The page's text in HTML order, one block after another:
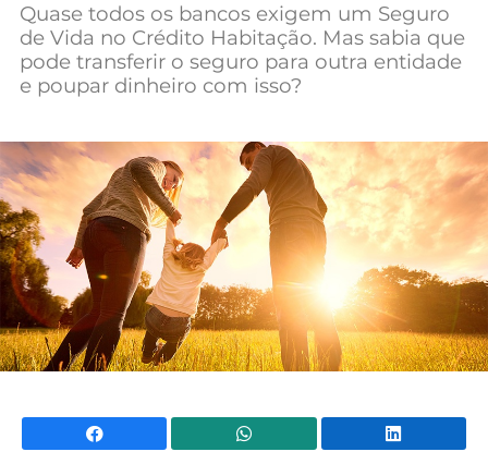
Negócios
Mundial 2026
Quase todos os bancos exigem um Seguro
de Vida no Crédito Habitação. Mas sabia que
pode transferir o seguro para outra entidade
e poupar dinheiro com isso?
Facebook WhatsApp